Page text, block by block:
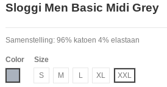
Sloggi Men Basic Midi Grey
Samenstelling: 96% katoen 4% elastaan
Color
Size
S
M L XL XXL